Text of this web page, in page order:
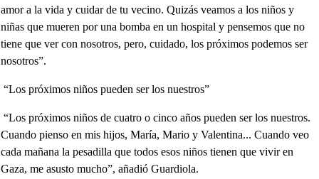
amor a la vida y cuidar de tu vecino. Quizás veamos a los niños y
niñas que mueren por una bomba en un hospital y pensemos que no
tiene que ver con nosotros, pero, cuidado, los próximos podemos ser
nosotros”.
“Los próximos niños pueden ser los nuestros”
“Los próximos niños de cuatro o cinco años pueden ser los nuestros.
Cuando pienso en mis hijos, María, Mario y Valentina... Cuando veo
cada mañana la pesadilla que todos esos niños tienen que vivir en
Gaza, me asusto mucho”, añadió Guardiola.